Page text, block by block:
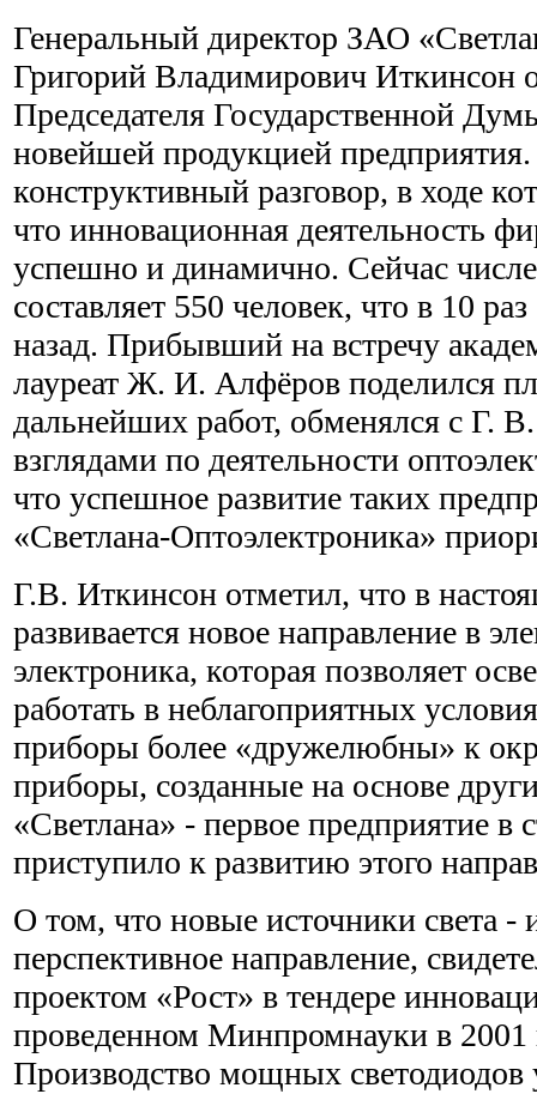
Генеральный директор ЗАО
Григорий Владимирович Иткинсон
Председателя Государственной
новейшей продукцией
конструктивный разговор, в ходе
что инновационная деятельность
успешно и динамично. Сейчас
составляет 550 человек, что в 10
назад. Прибывший на встречу
лауреат Ж. И. Алфёров поделился
дальнейших работ, обменялся с Г.
взглядами по деятельности
что успешное развитие таких
«Светлана-Оптоэлектроника»
Г.В. Иткинсон отметил, что в
развивается новое направление в
электроника, которая позволяет
работать в неблагоприятных
приборы более «дружелюбны» к
приборы, созданные на основе
«Светлана» - первое предприятие в
приступило к развитию этого
О том, что новые источники света -
перспективное направление,
проектом «Рост» в тендере
проведенном Минпромнауки в 2001
Производство мощных